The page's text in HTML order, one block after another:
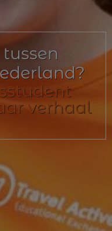
verhaal